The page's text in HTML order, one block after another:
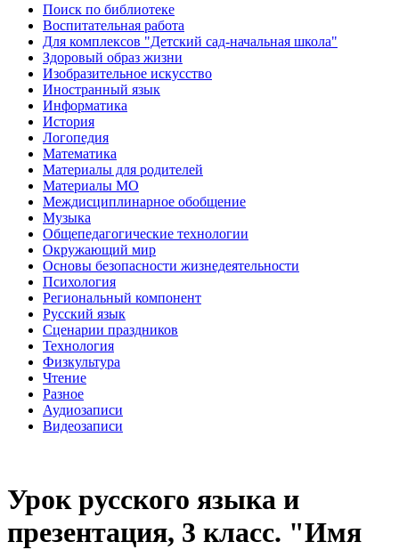
Поиск по библиотеке
Воспитательная работа
Для комплексов "Детский сад-начальная школа"
Здоровый образ жизни
Изобразительное искусство
Иностранный язык
Информатика
История
Логопедия
Математика
Материалы для родителей
Материалы МО
Междисциплинарное обобщение
Музыка
Общепедагогические технологии
Окружающий мир
Основы безопасности жизнедеятельности
Психология
Региональный компонент
Русский язык
Сценарии праздников
Технология
Физкультура
Чтение
Разное
Аудиозаписи
Видеозаписи
Урок русского языка и
презентация, 3 класс. "Имя